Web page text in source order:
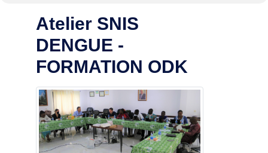
Atelier SNIS
DENGUE -
FORMATION ODK